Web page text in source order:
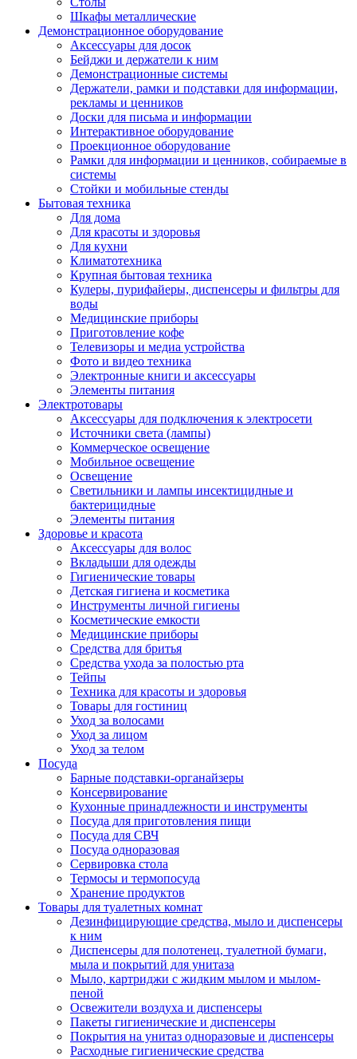
Шкафы металлические
Демонстрационное оборудование
Аксессуары для досок
Бейджи и держатели к ним
Демонстрационные системы
Держатели, рамки и подставки для информации,
рекламы и ценников
Доски для письма и информации
Интерактивное оборудование
Проекционное оборудование
Рамки для информации и ценников, собираемые в
системы
Стойки и мобильные стенды
Бытовая техника
Для дома
Для красоты и здоровья
Для кухни
Климатотехника
Крупная бытовая техника
Кулеры, пурифайеры, диспенсеры и фильтры для
воды
Медицинские приборы
Приготовление кофе
Телевизоры и медиа устройства
Фото и видео техника
Электронные книги и аксессуары
Элементы питания
Электротовары
Аксессуары для подключения к электросети
Источники света (лампы)
Коммерческое освещение
Мобильное освещение
Освещение
Светильники и лампы инсектицидные и
бактерицидные
Элементы питания
Здоровье и красота
Аксессуары для волос
Вкладыши для одежды
Гигиенические товары
Детская гигиена и косметика
Инструменты личной гигиены
Косметические емкости
Медицинские приборы
Средства для бритья
Средства ухода за полостью рта
Тейпы
Техника для красоты и здоровья
Товары для гостиниц
Уход за волосами
Уход за лицом
Уход за телом
Посуда
Барные подставки-органайзеры
Консервирование
Кухонные принадлежности и инструменты
Посуда для приготовления пищи
Посуда для СВЧ
Посуда одноразовая
Сервировка стола
Термосы и термопосуда
Хранение продуктов
Товары для туалетных комнат
Дезинфицирующие средства, мыло и диспенсеры
к ним
Диспенсеры для полотенец, туалетной бумаги,
мыла и покрытий для унитаза
Мыло, картриджи с жидким мылом и мылом-
пеной
Освежители воздуха и диспенсеры
Пакеты гигиенические и диспенсеры
Покрытия на унитаз одноразовые и диспенсеры
Расходные гигиенические средства